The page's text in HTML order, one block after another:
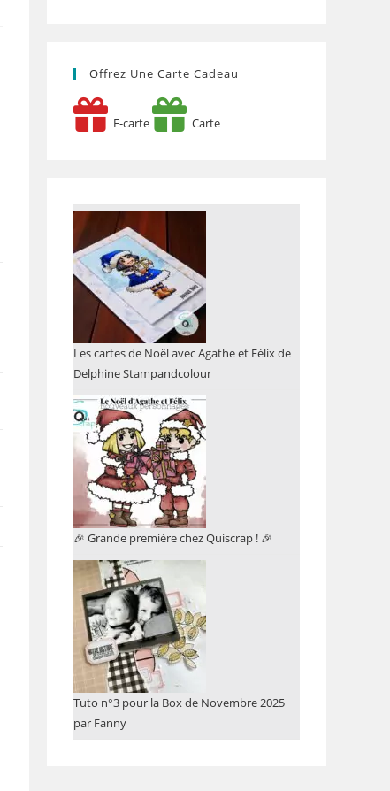
Offrez Une Carte Cadeau
E-carte Carte
Les cartes de Noël avec Agathe et Félix de
Delphine Stampandcolour
🎉 Grande première chez Quiscrap ! 🎉
Tuto n°3 pour la Box de Novembre 2025
par Fanny